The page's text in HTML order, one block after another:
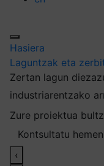
Hasiera
Laguntzak eta
Zertan lagun
industriarentzako
Zure proiektua
Kontsultatu hemen
‹